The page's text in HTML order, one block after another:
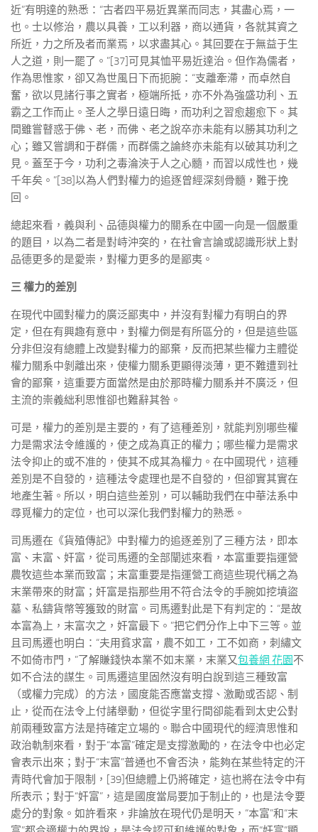
近”有明達的熟悉：“古者四平易近異業而同志，其盡心焉，一
也。士以修治，農以具養，工以利器，商以通貨，各就其資之
所近，力之所及者而業焉，以求盡其心。其回要在于無益于生
人之道，則一罷了。”[37]可見其恤平易近達治。但作為儒者，
作為思惟家，卻又為世風日下而扼腕：“支離牽滯，而卓然自
奮，欲以見諸行事之實者，極端所抵，亦不外為強盛功利、五
霸之工作而止。圣人之學日遠日晦，而功利之習愈趨愈下。其
間雖嘗瞽惑于佛、老，而佛、老之說卒亦未能有以勝其功利之
心；雖又嘗調和于群儒，而群儒之論終亦未能有以破其功利之
見。蓋至于今，功利之毒淪浹于人之心髓，而習以成性也，幾
千年矣。”[38]以為人們對權力的追逐曾經深刻骨髓，難于挽
回。
總起來看，義與利、品德與權力的關系在中國一向是一個嚴重
的題目，以為二者是對峙沖突的，在社會言論或認識形狀上對
品德更多的是愛崇，對權力更多的是鄙夷。
三 權力的差別
在現代中國對權力的廣泛鄙夷中，并沒有對權力有明白的界
定，但在有興趣有意中，對權力倒是有所區分的，但是這些區
分非但沒有總體上改變對權力的鄙棄，反而把某些權力主體從
權力關系中剝離出來，使權力關系更顯得淡薄，更不難遭到社
會的鄙棄，這重要方面當然是由於那時權力關系并不廣泛，但
主流的崇義絀利思惟卻也難辭其咎。
可是，權力的差別是主要的，有了這種差別，就能判別哪些權
力是需求法令維護的，使之成為真正的權力；哪些權力是需求
法令抑止的或不准的，使其不成其為權力。在中國現代，這種
差別是不自發的，這種法令處理也是不自發的，但卻實其實在
地產生著。所以，明白這些差別，可以輔助我們在中華法系中
尋覓權力的定位，也可以深化我們對權力的熟悉。
司馬遷在《貨殖傳記》中對權力的追逐差別了三種方法，即本
富、末富、奸富，從司馬遷的全部闡述來看，本富重要指運營
農牧這些本業而致富；末富重要是指運營工商這些現代稱之為
末業帶來的財富；奸富是指那些用不符合法令的手腕如挖墳盜
墓、私鑄貨幣等獲致的財富。司馬遷對此是下有判定的：“是故
本富為上，末富次之，奸富最下。”把它們分作上中下三等。並
且司馬遷也明白：“夫用貧求富，農不如工，工不如商，刺繡文
不如倚市門，”了解賺錢快本業不如末業，末業又包養網 花園不
如不合法的謀生。司馬遷這里固然沒有明白說到這三種致富
（或權力完成）的方法，國度能否應當支撐、激勵或否認、制
止，從而在法令上付諸舉動，但從字里行間卻能看到太史公對
前兩種致富方法是持確定立場的。聯合中國現代的經濟思惟和
政治軌制來看，對于“本富”確定是支撐激勵的，在法令中也必定
會表示出來；對于“末富”普通也不會否決，能夠在某些特定的汗
青時代會加于限制，[39]但總體上仍將確定，這也將在法令中有
所表示；對于“奸富”，這是國度當局要加于制止的，也是法令要
處分的對象。如許看來，非論放在現代仍是明天，“本富”和“末